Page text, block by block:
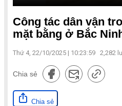
Công tác dân vận
mặt bằng ở Bắc
Thứ 4, 22/10/2025 | 10:23:59 2,282
Chia sẻ
Chia sẻ